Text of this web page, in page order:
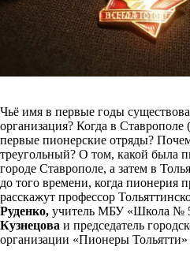
Чьё имя в первые годы
организация? Когда в
первые пионерские отряды?
треугольный? О том, какой была
городе Ставрополе, а затем в
до того времени, когда пионерия
расскажут профессор
Руденко, учитель МБУ «Школа №
Кузнецова и председатель
организации «Пионеры Тольятти»